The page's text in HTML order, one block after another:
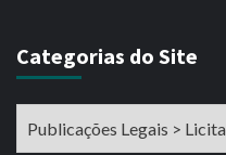
Categorias do Site